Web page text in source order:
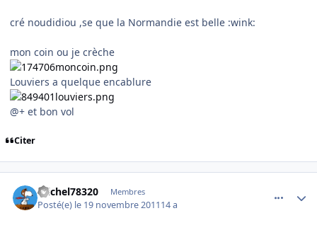
cré noudidiou ,se que la Normandie est belle :wink:
mon coin ou je crèche
Louviers a quelque encablure
@+ et bon vol
Citer
michel78320 Membres
Posté(e) le 19 novembre 201114 a